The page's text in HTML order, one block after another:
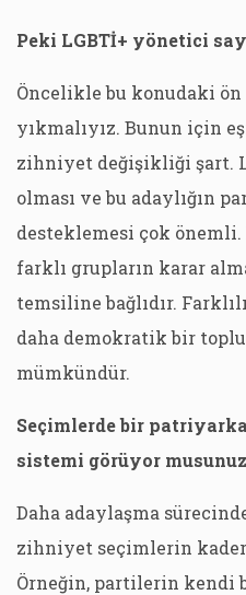
Peki LGBTİ+ yönetici
Öncelikle bu konudaki ön
yıkmalıyız. Bunun için
zihniyet değişikliği şart.
olması ve bu adaylığın
desteklemesi çok
farklı grupların karar
temsiline bağlıdır.
daha demokratik bir
mümkündür.
Seçimlerde bir
sistemi görüyor
Daha adaylaşma
zihniyet seçimlerin
Örneğin, partilerin kendi